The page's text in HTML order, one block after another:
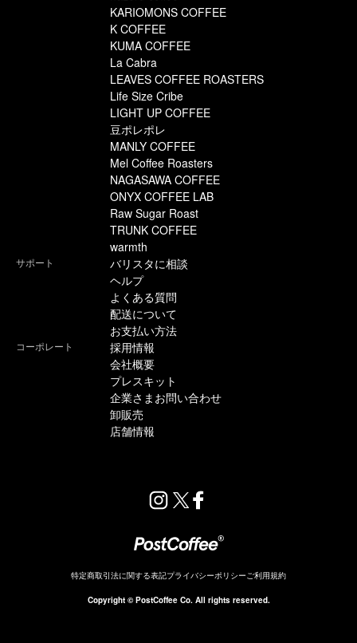
KARIOMONS COFFEE
K COFFEE
KUMA COFFEE
La Cabra
LEAVES COFFEE ROASTERS
Life Size Cribe
LIGHT UP COFFEE
豆ポレポレ
MANLY COFFEE
Mel Coffee Roasters
NAGASAWA COFFEE
ONYX COFFEE LAB
Raw Sugar Roast
TRUNK COFFEE
warmth
サポート
バリスタに相談
ヘルプ
よくある質問
配送について
お支払い方法
コーポレート
採用情報
会社概要
プレスキット
企業さまお問い合わせ
卸販売
店舗情報
特定商取引法に関する表記プライバシーポリシーご利用規約
Copyright © PostCoffee Co. All rights reserved.
販売終了